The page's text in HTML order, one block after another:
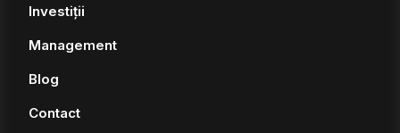
Investiții
Management
Blog
Contact